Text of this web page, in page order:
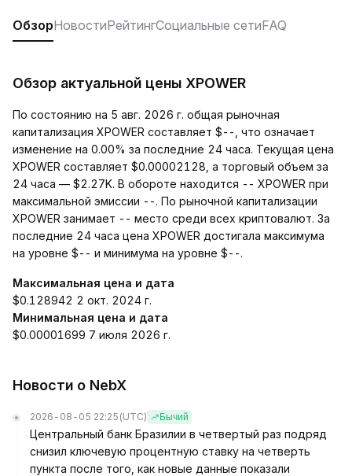
ОбзорНовостиРейтингСоциальные сетиFAQ
Обзор актуальной цены XPOWER
По состоянию на 5 авг. 2026 г. общая рыночная
капитализация XPOWER составляет $--, что означает
изменение на 0.00% за последние 24 часа. Текущая цена
XPOWER составляет $0.00002128, а торговый объем за
24 часа — $2.27K. В обороте находится -- XPOWER при
максимальной эмиссии --. По рыночной капитализации
XPOWER занимает -- место среди всех криптовалют. За
последние 24 часа цена XPOWER достигала максимума
на уровне $-- и минимума на уровне $--.
Максимальная цена и дата
$0.128942 2 окт. 2024 г.
Минимальная цена и дата
$0.00001699 7 июля 2026 г.
Новости о NebX
2026-08-05 22:25 (UTC) Бычий
Центральный банк Бразилии в четвертый раз подряд
снизил ключевую процентную ставку на четверть
пункта после того, как новые данные показали